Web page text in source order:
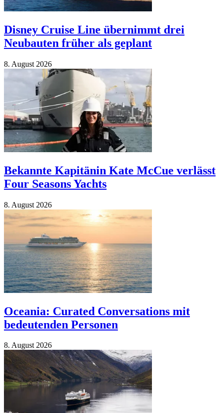
Disney Cruise Line übernimmt drei
Neubauten früher als geplant
8. Au­gust 2026
Bekannte Kapitänin Kate McCue verlässt
Four Seasons Yachts
8. Au­gust 2026
Oceania: Curated Conversations mit
bedeutenden Personen
8. Au­gust 2026